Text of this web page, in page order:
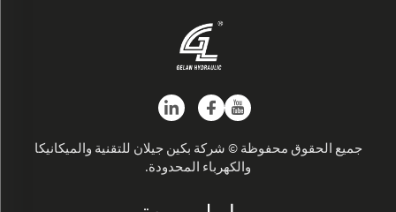
جميع الحقوق محفوظة © شركة بكين جيلان للتقنية والميكانيكا
والكهرباء المحدودة.